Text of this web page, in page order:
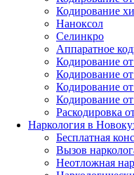
Кодирование
Наноксол
Селинкро
Аппаратное
Кодирование
Кодирование
Кодирование
Кодирование
Раскодировка
Наркология в
Бесплатная
Вызов
Неотложная